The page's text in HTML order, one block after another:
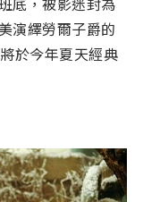
演繹勞爾子爵的
於今年夏天經典